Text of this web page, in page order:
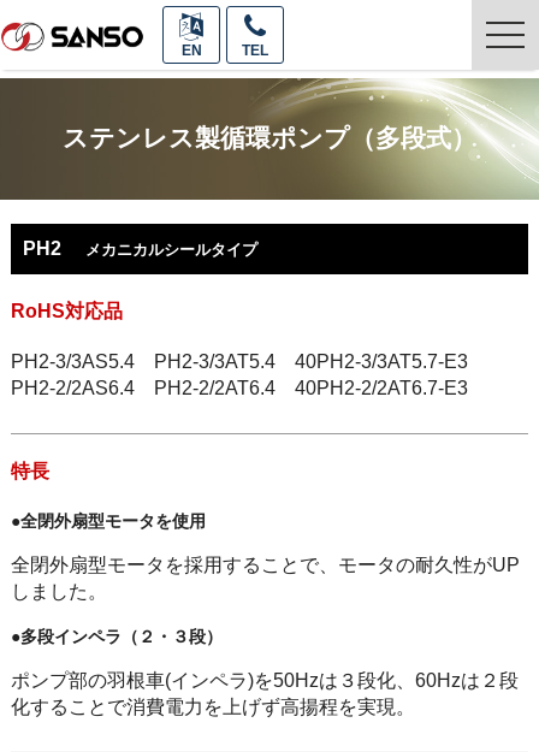
EN TEL
ステンレス製循環ポンプ（多段式）
PH2 メカニカルシールタイプ
RoHS対応品
PH2-3/3AS5.4 PH2-3/3AT5.4 40PH2-3/3AT5.7-E3
PH2-2/2AS6.4 PH2-2/2AT6.4 40PH2-2/2AT6.7-E3
特長
●全閉外扇型モータを使用
全閉外扇型モータを採用することで、モータの耐久性がUP
しました。
●多段インペラ（２・３段）
ポンプ部の羽根車(インペラ)を50Hzは３段化、60Hzは２段
化することで消費電力を上げず高揚程を実現。